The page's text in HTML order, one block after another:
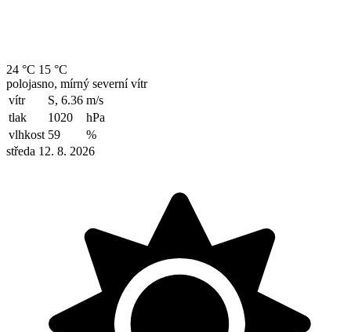
24 °C 15 °C
polojasno, mírný severní vítr
vítr
S, 6.36 m/s
tlak
1020
hPa
vlhkost 59
%
středa 12. 8. 2026